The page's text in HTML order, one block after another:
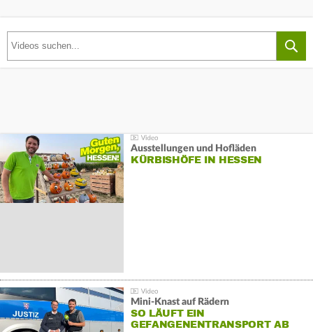
Ausstellungen und Hofläden
KÜRBISHÖFE IN HESSEN
Mini-Knast auf Rädern
SO LÄUFT EIN
GEFANGENENTRANSPORT AB